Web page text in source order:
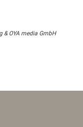
& OYA media GmbH